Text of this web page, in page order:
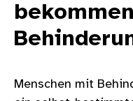
Menschen mit